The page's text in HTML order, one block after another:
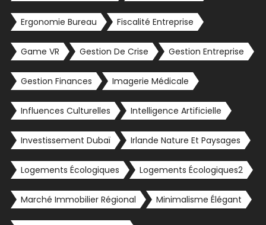
Ergonomie Bureau Fiscalité Entreprise
Game VR Gestion De Crise Gestion Entreprise
Gestion Finances Imagerie Médicale
Influences Culturelles Intelligence Artificielle
Investissement Dubaï Irlande Nature Et Paysages
Logements Écologiques Logements Écologiques2
Marché Immobilier Régional Minimalisme Élégant